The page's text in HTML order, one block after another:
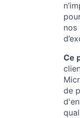
nos
Ce
de